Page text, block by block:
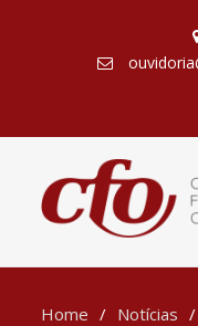
Home
Notícias